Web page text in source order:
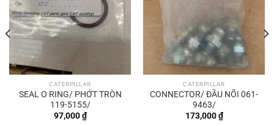
CATERPILLAR
SEAL O RING/ PHỚT TRÒN
119-5155/
97,000₫
CATERPILLAR
CONNECTOR/ ĐẦU NỐI 061-
9463/
173,000₫